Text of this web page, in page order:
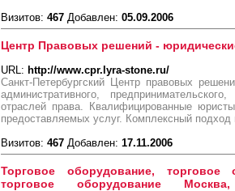
Визитов: 467 Добавлен: 05.09.2006
Центр Правовых решений -
URL: http://www.cpr.lyra-stone.ru/
Санкт-Петербургский Центр правовых
административного,
отраслей права. Квалифицированные
предоставляемых услуг. Комплексный
Визитов: 467 Добавлен: 17.11.2006
Торговое оборудование, торговое
торговое оборудование